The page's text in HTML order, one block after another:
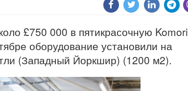
£750 000 в пятикрасочную Komori
оборудование установили на
(Западный Йоркшир) (1200 м2).